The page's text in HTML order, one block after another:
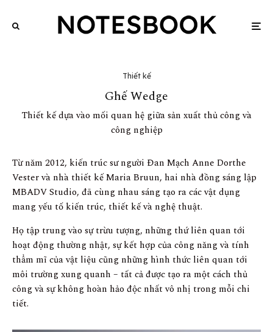
Thiết kế
Ghế Wedge
Thiết kế dựa vào mối quan hệ giữa sản xuất thủ công và
công nghiệp
Từ năm 2012, kiến trúc sư người Đan Mạch Anne Dorthe
Vester và nhà thiết kế Maria Bruun, hai nhà đồng sáng lập
MBADV Studio, đã cùng nhau sáng tạo ra các vật dụng
mang yếu tố kiến trúc, thiết kế và nghệ thuật.
Họ tập trung vào sự trừu tượng, những thứ liên quan tới
hoạt động thường nhật, sự kết hợp của công năng và tính
thẩm mĩ của vật liệu cũng những hình thức liên quan tới
môi trường xung quanh – tất cả được tạo ra một cách thủ
công và sự không hoàn hảo độc nhất vô nhị trong mỗi chi
tiết.